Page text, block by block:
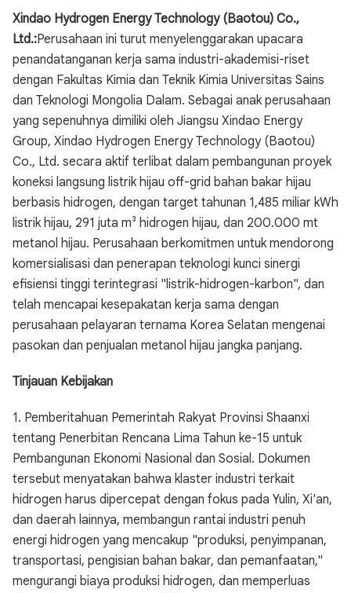
Xindao Hydrogen Energy Technology (Baotou) Co.,
Ltd.:Perusahaan ini turut menyelenggarakan upacara
penandatanganan kerja sama industri-akademisi-riset
dengan Fakultas Kimia dan Teknik Kimia Universitas Sains
dan Teknologi Mongolia Dalam. Sebagai anak perusahaan
yang sepenuhnya dimiliki oleh Jiangsu Xindao Energy
Group, Xindao Hydrogen Energy Technology (Baotou)
Co., Ltd. secara aktif terlibat dalam pembangunan proyek
koneksi langsung listrik hijau off-grid bahan bakar hijau
berbasis hidrogen, dengan target tahunan 1,485 miliar kWh
listrik hijau, 291 juta m³ hidrogen hijau, dan 200.000 mt
metanol hijau. Perusahaan berkomitmen untuk mendorong
komersialisasi dan penerapan teknologi kunci sinergi
efisiensi tinggi terintegrasi "listrik-hidrogen-karbon", dan
telah mencapai kesepakatan kerja sama dengan
perusahaan pelayaran ternama Korea Selatan mengenai
pasokan dan penjualan metanol hijau jangka panjang.
Tinjauan Kebijakan
1. Pemberitahuan Pemerintah Rakyat Provinsi Shaanxi
tentang Penerbitan Rencana Lima Tahun ke-15 untuk
Pembangunan Ekonomi Nasional dan Sosial. Dokumen
tersebut menyatakan bahwa klaster industri terkait
hidrogen harus dipercepat dengan fokus pada Yulin, Xi'an,
dan daerah lainnya, membangun rantai industri penuh
energi hidrogen yang mencakup "produksi, penyimpanan,
transportasi, pengisian bahan bakar, dan pemanfaatan,"
mengurangi biaya produksi hidrogen, dan memperluas